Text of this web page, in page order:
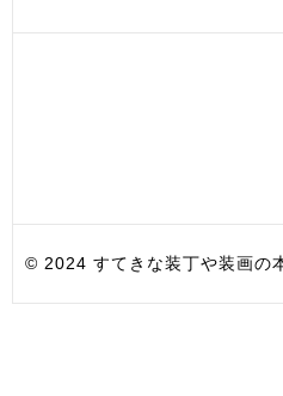
© 2024 すてきな装丁や装画